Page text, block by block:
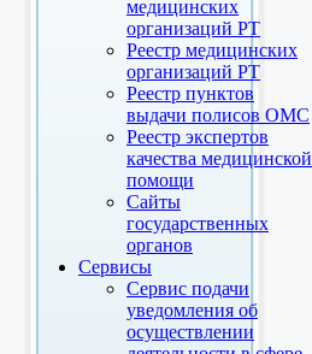
медицинских
организаций РТ
Реестр медицинских
организаций РТ
Реестр пунктов
выдачи полисов ОМС
Реестр экспертов
качества медицинской
помощи
Сайты
государственных
органов
Сервисы
Сервис подачи
уведомления об
осуществлении